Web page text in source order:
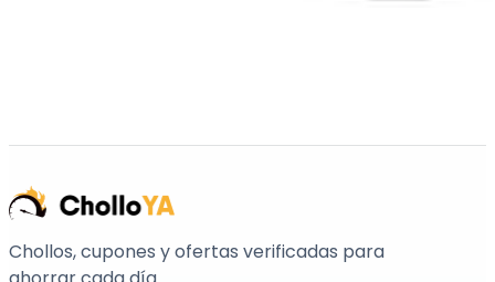
Chollos, cupones y ofertas verificadas para